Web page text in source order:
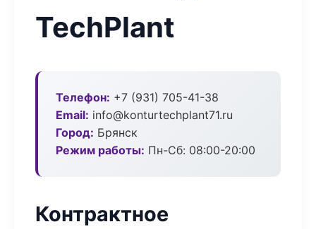
TechPlant
Телефон: +7 (931) 705-41-38
Email: info@konturtechplant71.ru
Город: Брянск
Режим работы: Пн-Сб: 08:00-20:00
Контрактное